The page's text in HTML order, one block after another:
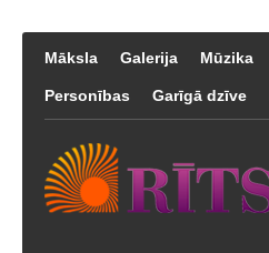
Māksla Galerija Mūzika
Personības Garīgā dzīve